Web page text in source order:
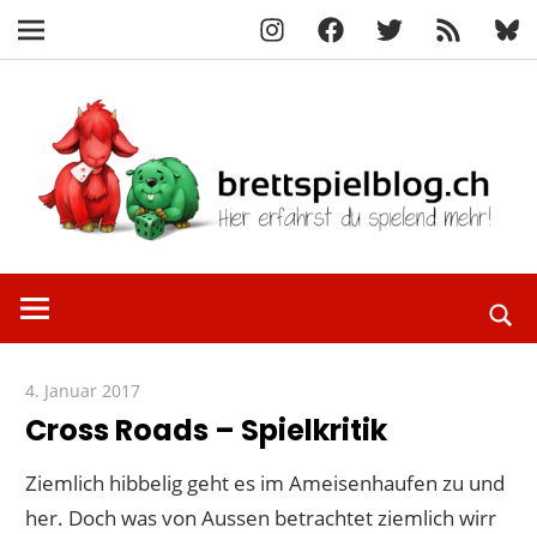
InstagramFacebook
X
RSS-
Feed
Navigation
springen
erfährst
mehr!
4. Januar 2017
Cross Roads – Spielkritik
Ziemlich hibbelig geht es im Ameisenhaufen zu und
her. Doch was von Aussen betrachtet ziemlich wirr